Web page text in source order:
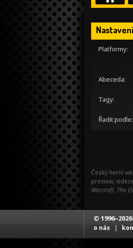
Platformy:
Abeceda:
Tagy:
Řadit podle:
Český herní
preview,
Warcraft, The
© 1996–2026
o nás |